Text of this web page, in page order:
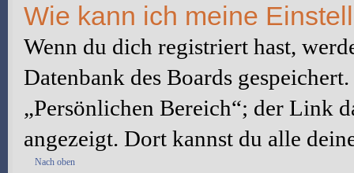
Wie kann ich meine
Wenn du dich registriert hast,
Datenbank des Boards
„Persönlichen Bereich“; der Link
angezeigt. Dort kannst du alle
Nach oben